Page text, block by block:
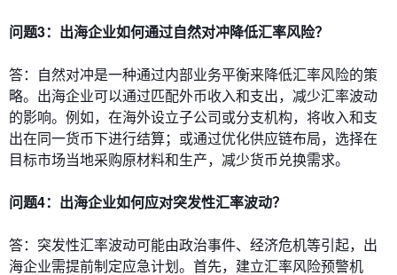
问题3：出海企业如何通过自然对冲降低汇率风险？
答：自然对冲是一种通过内部业务平衡来降低汇率风险的策
略。出海企业可以通过匹配外币收入和支出，减少汇率波动
的影响。例如，在海外设立子公司或分支机构，将收入和支
出在同一货币下进行结算；或通过优化供应链布局，选择在
目标市场当地采购原材料和生产，减少货币兑换需求。
问题4：出海企业如何应对突发性汇率波动？
答：突发性汇率波动可能由政治事件、经济危机等引起，出
海企业需提前制定应急计划。首先，建立汇率风险预警机